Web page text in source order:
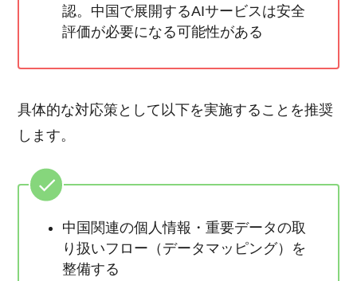
認。中国で展開するAIサービスは安全
評価が必要になる可能性がある
具体的な対応策として以下を実施することを推奨
します。
中国関連の個人情報・重要データの取
り扱いフロー（データマッピング）を
整備する